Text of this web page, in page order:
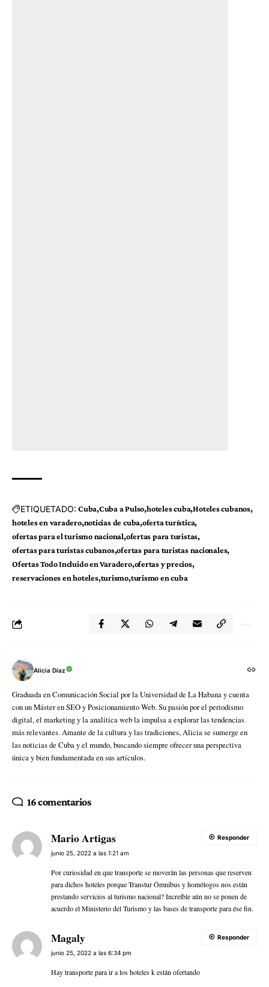
ETIQUETADO: Cuba Cuba a Pulso hoteles cuba Hoteles cubanos
hoteles en varadero noticias de cuba oferta turística
ofertas para el turismo nacional ofertas para turistas
ofertas para turistas cubanos ofertas para turistas nacionales
Ofertas Todo Incluido en Varadero ofertas y precios
reservaciones en hoteles turismo turismo en cuba
Alicia Díaz
Graduada en Comunicación Social por la Universidad de La Habana y cuenta
con un Máster en SEO y Posicionamiento Web. Su pasión por el periodismo
digital, el marketing y la analítica web la impulsa a explorar las tendencias
más relevantes. Amante de la cultura y las tradiciones, Alicia se sumerge en
las noticias de Cuba y el mundo, buscando siempre ofrecer una perspectiva
única y bien fundamentada en sus artículos.
16 comentarios
Mario Artigas
junio 25, 2022 a las 1:21 am
Por curiosidad en que transporte se moverán las personas que reserven
para dichos hoteles porque Transtur Ómnibus y homólogos nos están
prestando servicios al turismo nacional? Increíble aún no se ponen de
acuerdo el Ministerio del Turismo y las bases de transporte para ése fin.
Responder
Magaly
junio 25, 2022 a las 6:34 pm
Hay transporte para ir a los hoteles k están ofertando
Responder